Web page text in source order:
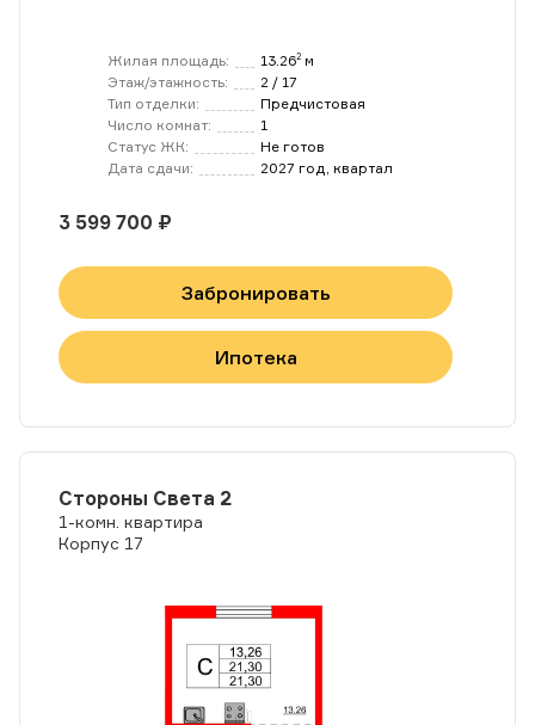
Жилая площадь: 13.262 м
Этаж/этажность:
2 / 17
Тип отделки:
Предчистовая
Число комнат:
1
Статус ЖК:
Не готов
Дата сдачи:
2027 год, квартал
3 599 700 ₽
Забронировать
Ипотека
Стороны Света 2
1-комн. квартира
Корпус 17